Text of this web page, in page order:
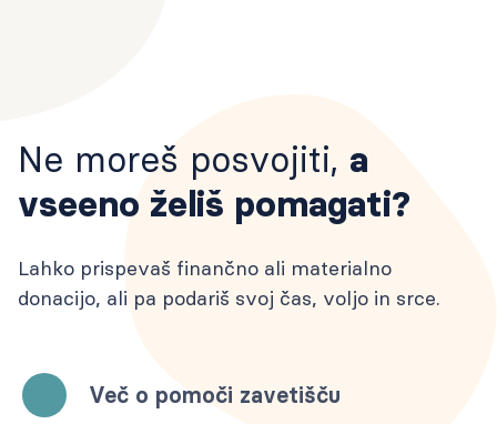
Ne moreš posvojiti, a
vseeno želiš pomagati?
Lahko prispevaš finančno ali materialno
donacijo, ali pa podariš svoj čas, voljo in srce.
Več o pomoči zavetišču